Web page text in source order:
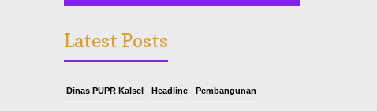
Latest Posts
Dinas PUPR Kalsel Headline Pembangunan